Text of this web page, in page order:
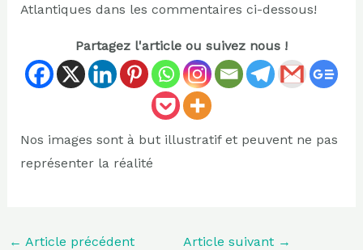
Atlantiques dans les commentaires ci-dessous!
Partagez l'article ou suivez nous !
Nos images sont à but illustratif et peuvent ne pas
représenter la réalité
← Article précédent Article suivant →